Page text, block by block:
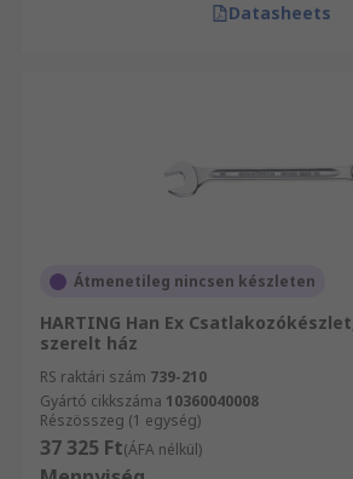
Datasheets
Átmenetileg nincsen készleten
HARTING Han Ex
szerelt ház
RS raktári szám 739-210
Gyártó cikkszáma 10360040008
Részösszeg (1 egység)
37 325 Ft(ÁFA nélkül)